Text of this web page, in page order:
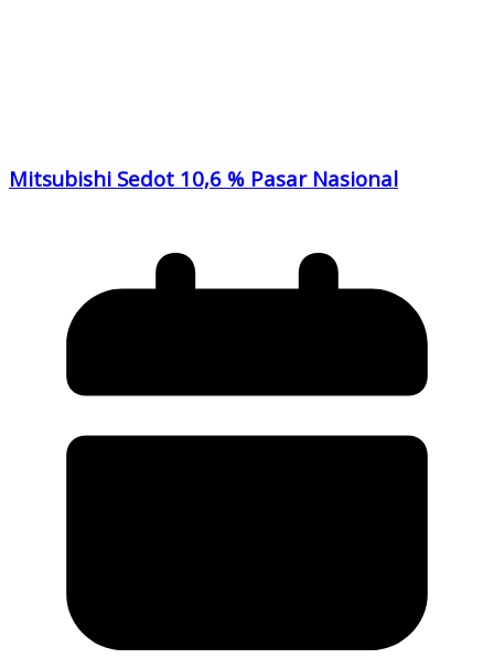
Mitsubishi Sedot 10,6 % Pasar Nasional